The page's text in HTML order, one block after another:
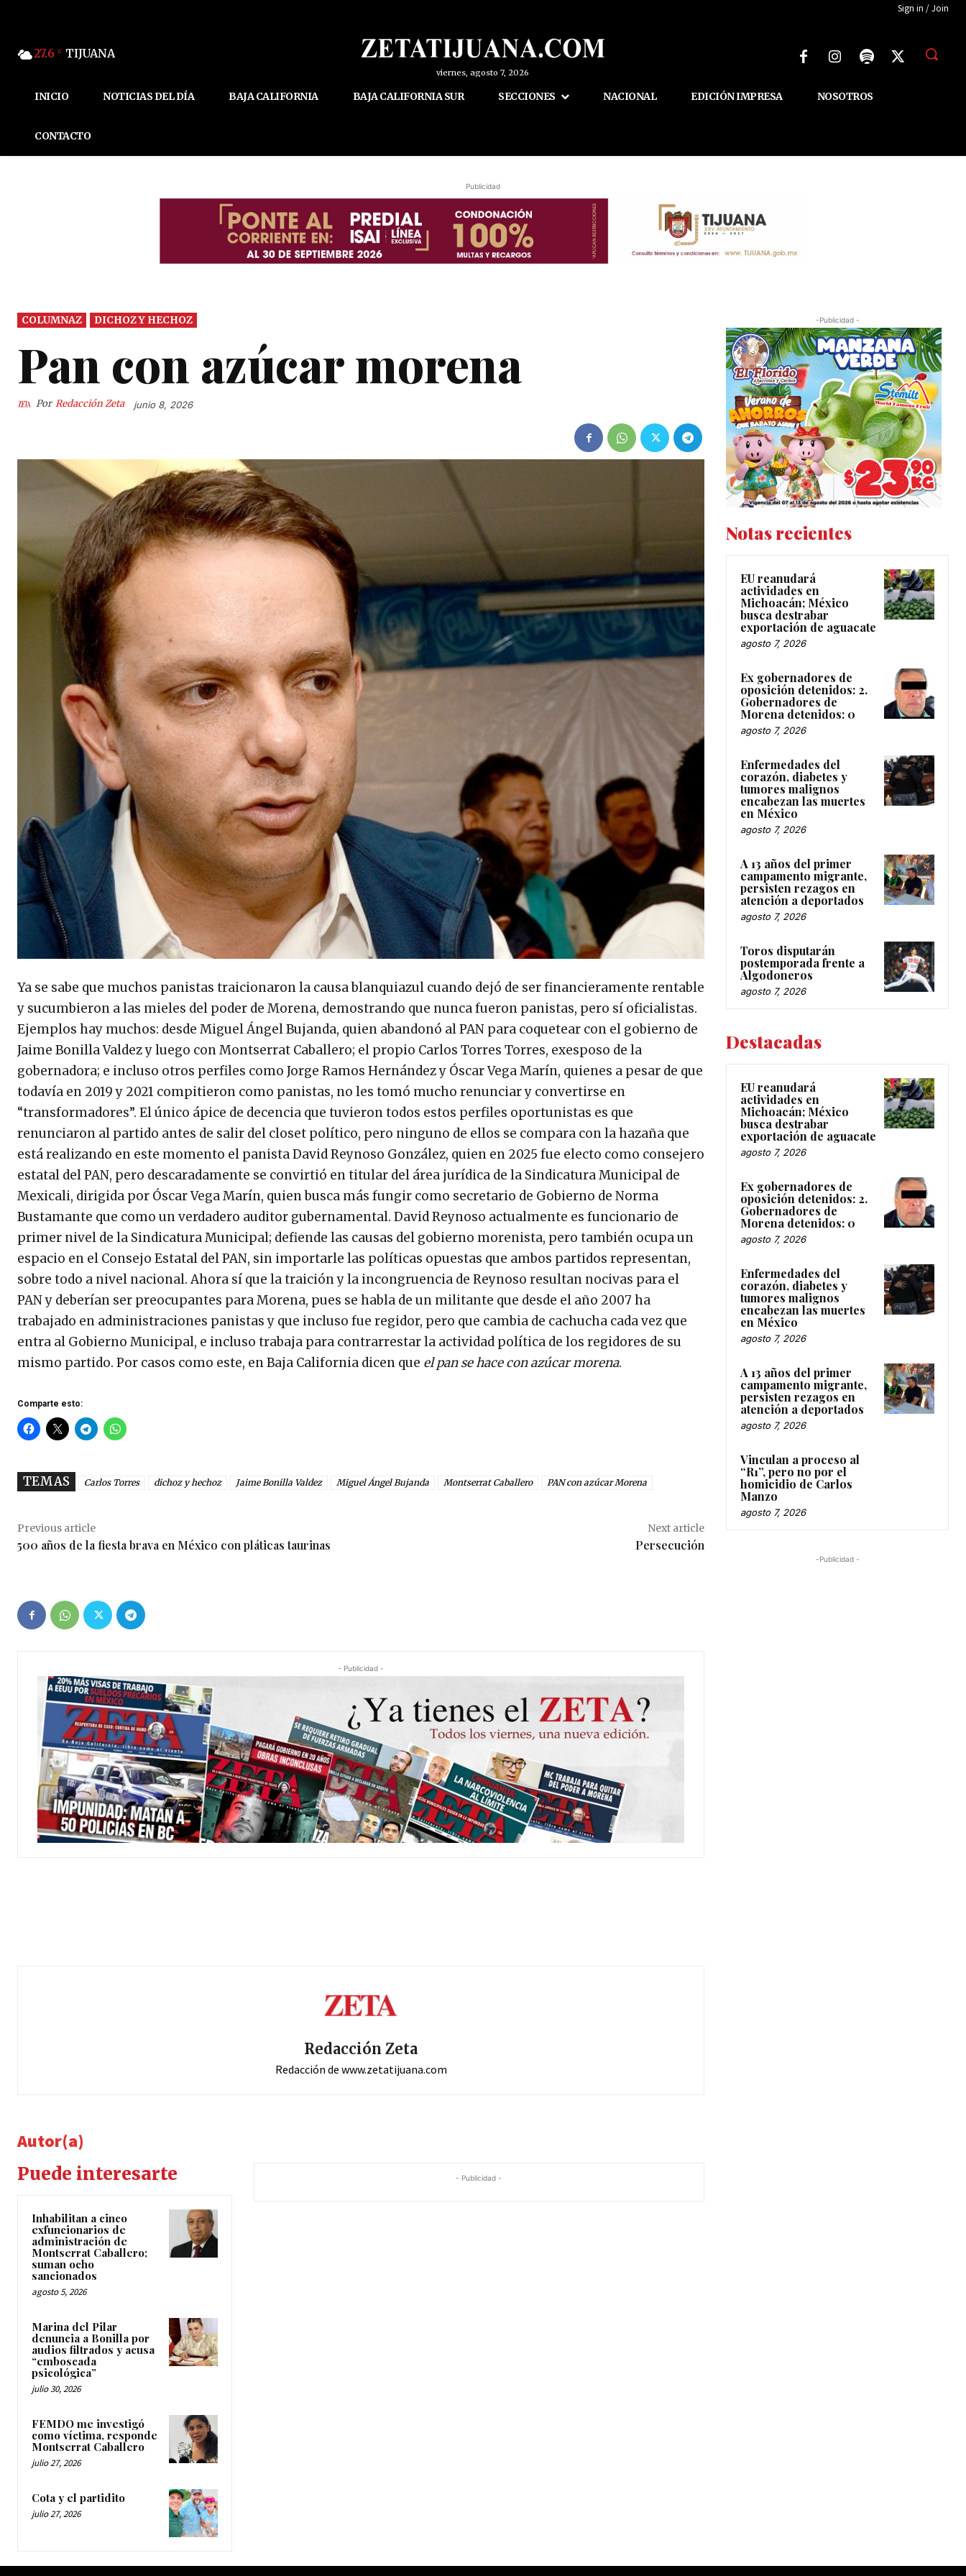
Sign in / Join
27.6 C TIJUANA
viernes, agosto 7, 2026
INICIO NOTICIAS DEL DÍA BAJA CALIFORNIA BAJA CALIFORNIA SUR SECCIONES NACIONAL EDICIÓN IMPRESA NOSOTROS
CONTACTO
Publicidad
COLUMNAZ DICHOZ Y HECHOZ
Pan con azúcar morena
Por Redacción Zeta junio 8, 2026
Ya se sabe que muchos panistas traicionaron la causa blanquiazul cuando dejó de ser financieramente rentable
y sucumbieron a las mieles del poder de Morena, demostrando que nunca fueron panistas, pero sí oficialistas.
Ejemplos hay muchos: desde Miguel Ángel Bujanda, quien abandonó al PAN para coquetear con el gobierno de
Jaime Bonilla Valdez y luego con Montserrat Caballero; el propio Carlos Torres Torres, exesposo de la
gobernadora; e incluso otros perfiles como Jorge Ramos Hernández y Óscar Vega Marín, quienes a pesar de que
todavía en 2019 y 2021 compitieron como panistas, no les tomó mucho renunciar y convertirse en
“transformadores”. El único ápice de decencia que tuvieron todos estos perfiles oportunistas es que
renunciaron al partido antes de salir del closet político, pero ninguno de ellos se compara con la hazaña que
está realizando en este momento el panista David Reynoso González, quien en 2025 fue electo como consejero
estatal del PAN, pero descaradamente se convirtió en titular del área jurídica de la Sindicatura Municipal de
Mexicali, dirigida por Óscar Vega Marín, quien busca más fungir como secretario de Gobierno de Norma
Bustamante que como un verdadero auditor gubernamental. David Reynoso actualmente es funcionario de
primer nivel de la Sindicatura Municipal; defiende las causas del gobierno morenista, pero también ocupa un
espacio en el Consejo Estatal del PAN, sin importarle las políticas opuestas que ambos partidos representan,
sobre todo a nivel nacional. Ahora sí que la traición y la incongruencia de Reynoso resultan nocivas para el
PAN y deberían ser preocupantes para Morena, pues se habla de un militante que desde el año 2007 ha
trabajado en administraciones panistas y que incluso fue regidor, pero que cambia de cachucha cada vez que
entra al Gobierno Municipal, e incluso trabaja para contrarrestar la actividad política de los regidores de su
mismo partido. Por casos como este, en Baja California dicen que el pan se hace con azúcar morena.
Comparte esto:
TEMAS Carlos Torres dichoz y hechoz Jaime Bonilla Valdez Miguel Ángel Bujanda Montserrat Caballero PAN con azúcar Morena
Previous article
500 años de la fiesta brava en México con pláticas taurinas
Next article
Persecución
- Publicidad -
Redacción Zeta
Redacción de www.zetatijuana.com
Autor(a)
Puede interesarte
Inhabilitan a cinco
exfuncionarios de
administración de
Montserrat Caballero;
suman ocho
sancionados
agosto 5, 2026
Marina del Pilar
denuncia a Bonilla por
audios filtrados y acusa
“emboscada
psicológica”
julio 30, 2026
FEMDO me investigó
como víctima, responde
Montserrat Caballero
julio 27, 2026
Cota y el partidito
julio 27, 2026
- Publicidad -
-Publicidad -
Notas recientes
EU reanudará
actividades en
Michoacán; México
busca destrabar
exportación de aguacate
agosto 7, 2026
Ex gobernadores de
oposición detenidos: 2.
Gobernadores de
Morena detenidos: 0
agosto 7, 2026
Enfermedades del
corazón, diabetes y
tumores malignos
encabezan las muertes
en México
agosto 7, 2026
A 13 años del primer
campamento migrante,
persisten rezagos en
atención a deportados
agosto 7, 2026
Toros disputarán
postemporada frente a
Algodoneros
agosto 7, 2026
Destacadas
EU reanudará
actividades en
Michoacán; México
busca destrabar
exportación de aguacate
agosto 7, 2026
Ex gobernadores de
oposición detenidos: 2.
Gobernadores de
Morena detenidos: 0
agosto 7, 2026
Enfermedades del
corazón, diabetes y
tumores malignos
encabezan las muertes
en México
agosto 7, 2026
A 13 años del primer
campamento migrante,
persisten rezagos en
atención a deportados
agosto 7, 2026
Vinculan a proceso al
“R1”, pero no por el
homicidio de Carlos
Manzo
agosto 7, 2026
-Publicidad -